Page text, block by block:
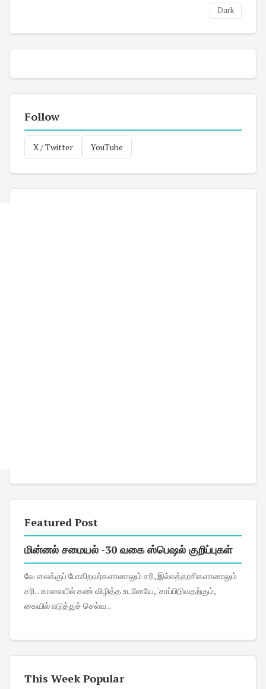
Dark
Follow
X / Twitter YouTube
Featured Post
மின்னல் சமையல் -30 வகை ஸ்பெஷல் குறிப்புகள்
வே லைக்குப் போகிறவர்களானாலும் சரி, இல்லத்தரசிகளானாலும்
சரி... காலையில் கண் விழித்த உடனேயே, 'சாப்பிடுவதற்கும்,
கையில் எடுத்துச் செல்வ...
This Week Popular